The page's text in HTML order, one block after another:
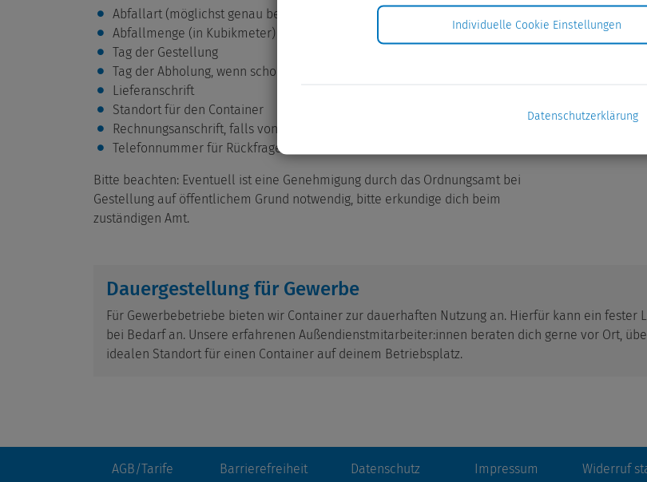
Abfallart (möglichst genau beschreiben)
Abfallmenge (in Kubikmeter)
Tag der Gestellung
Tag der Abholung, wenn schon bekannt
Lieferanschrift
Standort für den Container
Rechnungsanschrift, falls von Lieferanschrift abweichend
Telefonnummer für Rückfragen
Bitte beachten: Eventuell ist eine Genehmigung durch das Ordnungsamt bei
Gestellung auf öffentlichem Grund notwendig, bitte erkundige dich beim
zuständigen Amt.
Mo. - Do.
Dauergestellung für Gewerbe
Für Gewerbebetriebe bieten wir Container zur dauerhaften Nutzung an. Hierfür kann ein
bei Bedarf an. Unsere erfahrenen Außendienstmitarbeiter:innen beraten dich gerne vor Ort,
idealen Standort für einen Container auf deinem Betriebsplatz.
AGB/Tarife Barrierefreiheit Datenschutz Impressum Widerruf
Individuelle Cookie Einstellungen
Datenschutzerklärung